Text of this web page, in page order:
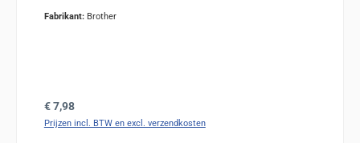
Fabrikant: Brother
Normale prijs:
€ 7,98
Prijzen incl. BTW en excl. verzendkosten